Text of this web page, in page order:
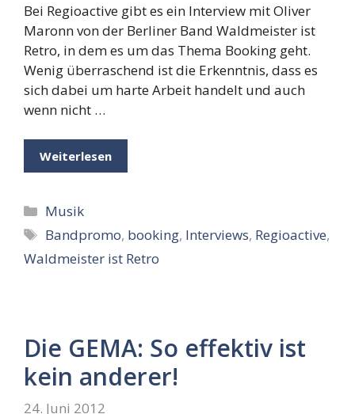
Bei Regioactive gibt es ein Interview mit Oliver
Maronn von der Berliner Band Waldmeister ist
Retro, in dem es um das Thema Booking geht.
Wenig überraschend ist die Erkenntnis, dass es
sich dabei um harte Arbeit handelt und auch
wenn nicht …
Weiterlesen
Kategorien
Musik
Schlagwörter
Bandpromo, booking, Interviews, Regioactive,
Waldmeister ist Retro
Die GEMA: So effektiv ist
kein anderer!
24. Juni 2012